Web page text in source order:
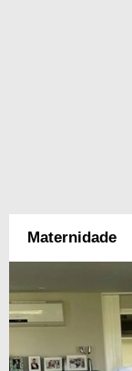
Maternidade